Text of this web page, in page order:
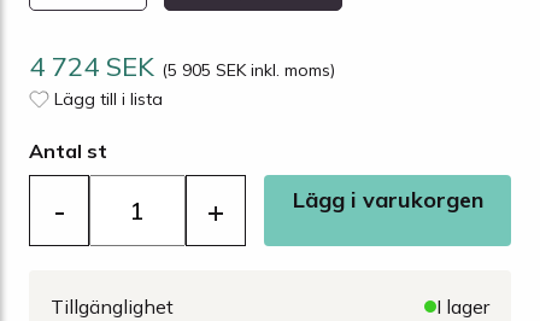
4 724 SEK (5 905 SEK inkl. moms)
Lägg till i lista
Antal st
- + Lägg i varukorgen
Tillgänglighet
I lager